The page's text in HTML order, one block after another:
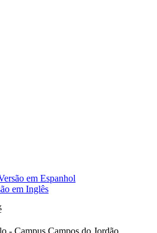
em Espanhol
em Inglês
- Campus Campos do Jordão